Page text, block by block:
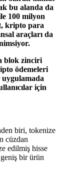
bu alanda da
100 milyon
kripto para
araçları da
blok zinciri
ödemeleri
uygulamada
için
biri, tokenize
cüzdan
edilmiş hisse
bir ürün